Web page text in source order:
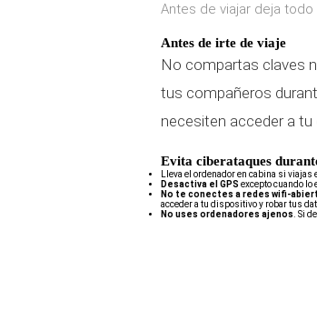
Antes de viajar deja
Antes de irte de viaje
No compartas claves
tus compañeros
necesiten acceder a tu
Evita ciberataques
Lleva el ordenador en cabina si viajas
Desactiva el GPS excepto cuando lo
No te conectes a redes wifi-
acceder a tu dispositivo y robar tus
No uses ordenadores ajenos . Si